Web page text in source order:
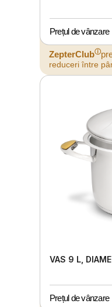
Prețul de vânzare
ZepterClubⓘ
reduceri între
VAS 9 L,
Prețul de vânzare